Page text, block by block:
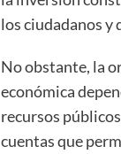
los ciudadanos y
No obstante, la
económica
recursos
cuentas que